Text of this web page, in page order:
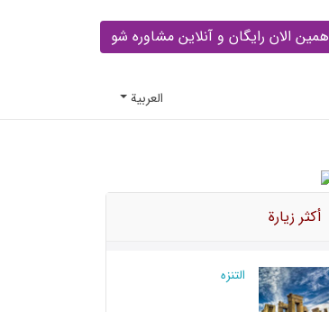
همین الان رایگان و آنلاین مشاوره شو
العربية
أكثر زيارة
التنزه